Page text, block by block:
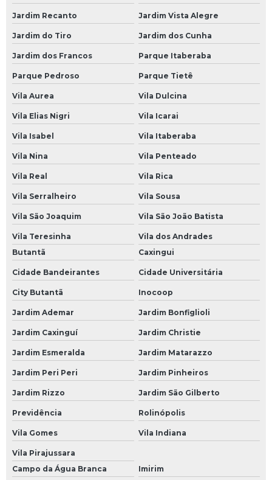
Empresa de Bateria de Caminhão 150 Amperes
Empresa de Bateria de Caminhão 180 Amperes
Empresa de Bateria de Caminhão Moura
Empresa de Bateria Moura de Caminhão
Empresa de Bateria para Caminhão 150 Amperes
Loja de Bateria 150 Amperes para Caminhão
Loja de Bateria Caminhão
Loja de Bateria de 150 Amperes para Caminhão
Loja de Bateria de Caminhão 150 Amperes
Loja de Bateria de Caminhão 180 Amperes
Loja de Bateria de Caminhão Moura
Loja de Bateria Moura de Caminhão
Loja de Bateria Moura para Caminhão
Loja de Bateria para Caminhão
Loja de Bateria para Caminhão 150 Amperes
Bateria Carro
Bateria Carro 60
Bateria Carro 60a
Bateria Carro 60ah
Jardim Recanto Jardim Vista Alegre
Jardim do Tiro Jardim dos Cunha
Jardim dos Francos Parque Itaberaba
Parque Pedroso Parque Tietê
Vila Aurea Vila Dulcina
Vila Elias Nigri Vila Icarai
Vila Isabel Vila Itaberaba
Vila Nina Vila Penteado
Vila Real Vila Rica
Vila Serralheiro Vila Sousa
Vila São Joaquim Vila São João Batista
Vila Teresinha
Vila dos Andrades
Butantã
Caxingui
Cidade Bandeirantes Cidade Universitária
City Butantã Inocoop
Jardim Ademar Jardim Bonfiglioli
Jardim Caxinguí Jardim Christie
Jardim Esmeralda Jardim Matarazzo
Jardim Peri Peri Jardim Pinheiros
Jardim Rizzo Jardim São Gilberto
Previdência Rolinópolis
Vila Gomes Vila Indiana
Vila Pirajussara
Campo da Água Branca
Imirim